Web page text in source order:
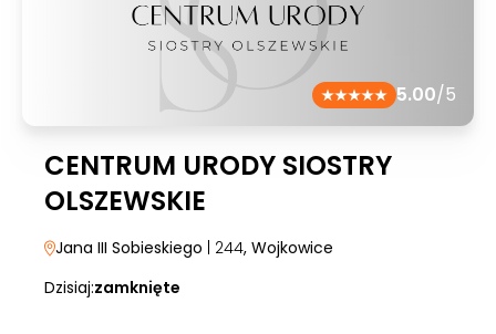
5.00/5
CENTRUM URODY SIOSTRY
OLSZEWSKIE
Jana III Sobieskiego | 244, Wojkowice
Dzisiaj:zamknięte